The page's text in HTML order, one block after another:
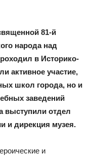
81-й
народа над
в Историко-
активное участие,
школ города, но и
заведений
выступили отдел
и дирекция музея.
и